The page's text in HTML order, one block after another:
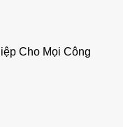
Cho Mọi Công